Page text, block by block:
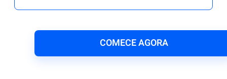
COMECE AGORA